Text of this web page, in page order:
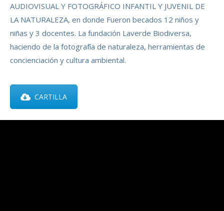
AUDIOVISUAL Y FOTOGRÁFICO INFANTIL Y JUVENIL DE
LA NATURALEZA, en donde Fueron becados 12 niños y
niñas y 3 docentes. La fundación Laverde Biodiversa,
haciendo de la fotografía de naturaleza, herramientas de
concienciación y cultura ambiental.
CARTILLA